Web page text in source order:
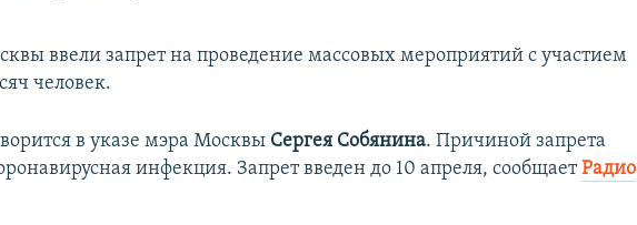
ввели запрет на проведение массовых мероприятий с участием
человек.
в указе мэра Москвы Сергея Собянина. Причиной запрета
инфекция. Запрет введен до 10 апреля, сообщаетРадио